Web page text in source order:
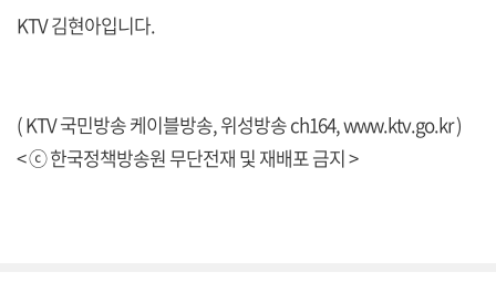
KTV 김현아입니다.
( KTV 국민방송 케이블방송, 위성방송 ch164,www.ktv.go.kr)
< ⓒ 한국정책방송원 무단전재 및 재배포 금지 >